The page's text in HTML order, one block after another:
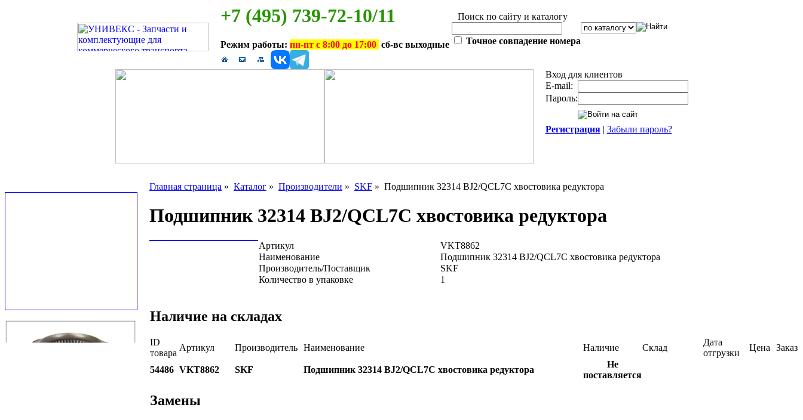
+7 (495) 739-72-10/11
Режим работы: пн-пт с 8:00 до 17:00 сб-вс выходные
Поиск по сайту и каталогу
Точное совпадение номера
Вход для клиентов
E-mail:
Пароль:
Регистрация| Забыли пароль?
Главная страница » Каталог » Производители » SKF » Подшипник 32314 BJ2/QCL7C хвостовика редуктора
Подшипник 32314 BJ2/QCL7C хвостовика редуктора
Артикул
VKT8862
Наименование
Подшипник 32314 BJ2/QCL7C хвостовика редуктора
Производитель/Поставщик
SKF
Количество в упаковке
1
Наличие на складах
ID
товара
Артикул Производитель Наименование Наличие Склад
Дата
отгрузки
Цена Заказ
54486 VKT8862 SKF Подшипник 32314 BJ2/QCL7C хвостовика редуктора
Не
поставляется
Замены